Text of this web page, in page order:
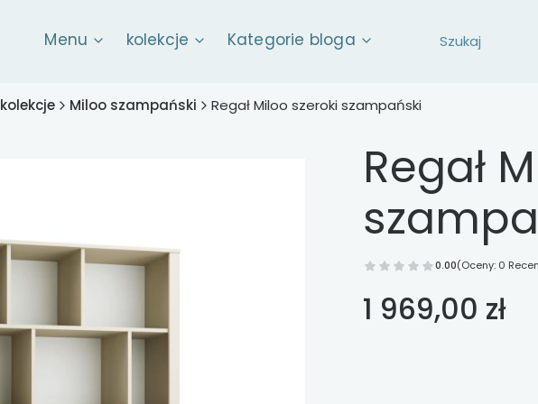
Menu kolekcje Kategorie bloga
kolekcje Miloo szampański Regał Miloo szeroki szampański
Regał
0.00(Oceny: 0
Cena
1 969,00 zł